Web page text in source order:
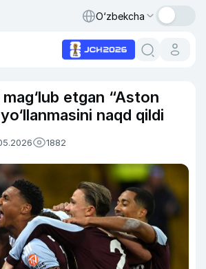
O‘zbekcha
etgan “Aston
naqd qildi
1882